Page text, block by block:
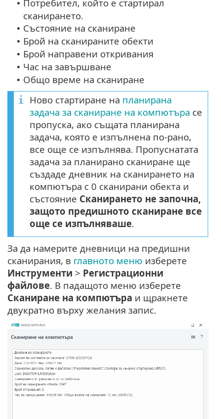
• Потребител, който е стартирал
сканирането.
• Състояние на сканиране
• Брой на сканираните обекти
• Брой направени откривания
• Час на завършване
• Общо време на сканиране
Ново стартиране на планирана
задача за сканиране на компютъра се
пропуска, ако същата планирана
задача, която е изпълнена по-рано,
все още се изпълнява. Пропуснатата
задача за планирано сканиране ще
създаде дневник на сканирането на
компютъра с 0 сканирани обекта и
състояние Сканирането не започна,
защото предишното сканиране все
още се изпълняваше.
За да намерите дневници на предишни
сканирания, в главното меню изберете
Инструменти > Регистрационни
файлове. В падащото меню изберете
Сканиране на компютъра и щракнете
двукратно върху желания запис.